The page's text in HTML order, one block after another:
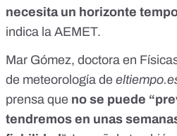
necesita un horizonte
indica la AEMET.
Mar Gómez, doctora en
de meteorología de
prensa que no se puede
tendremos en unas